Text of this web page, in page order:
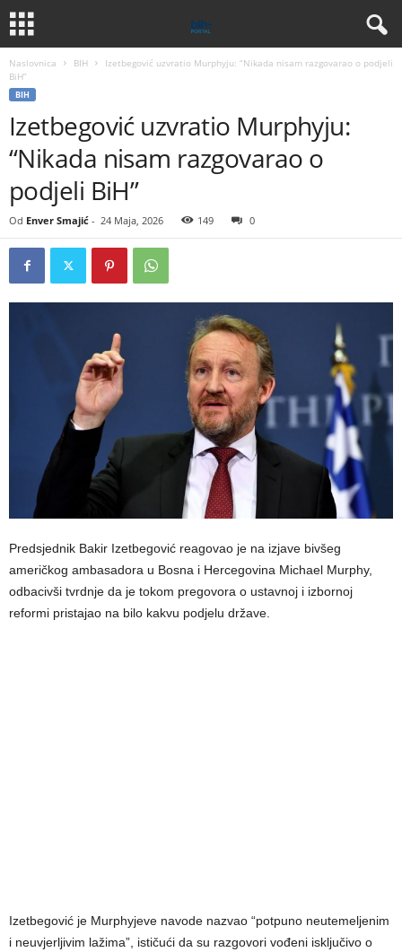
Naslovnica BIH
Izetbegović uzvratio Murphyju: “Nikada nisam razgovarao o podjeli
BiH”
BIH
Izetbegović uzvratio Murphyju:
“Nikada nisam razgovarao o
podjeli BiH”
Od Enver Smajić - 24 Maja, 2026 149 0
Predsjednik Bakir Izetbegović reagovao je na izjave bivšeg
američkog ambasadora u Bosna i Hercegovina Michael Murphy,
odbacivši tvrdnje da je tokom pregovora o ustavnoj i izbornoj
reformi pristajao na bilo kakvu podjelu države.
Izetbegović je Murphyjeve navode nazvao “potpuno neutemeljenim
i neuvjerljivim lažima”, ističući da su razgovori vođeni isključivo o